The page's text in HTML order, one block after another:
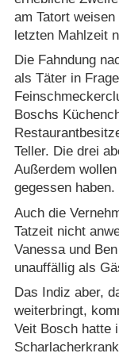
am Tatort
letzten Mahlzeit
Die Fahndung
als Täter in
Boschs
Teller. Die drei
Außerdem
gegessen
Auch die
Tatzeit nicht
Vanessa und
unauffällig als
Das Indiz aber,
weiterbringt,
Veit Bosch hatte